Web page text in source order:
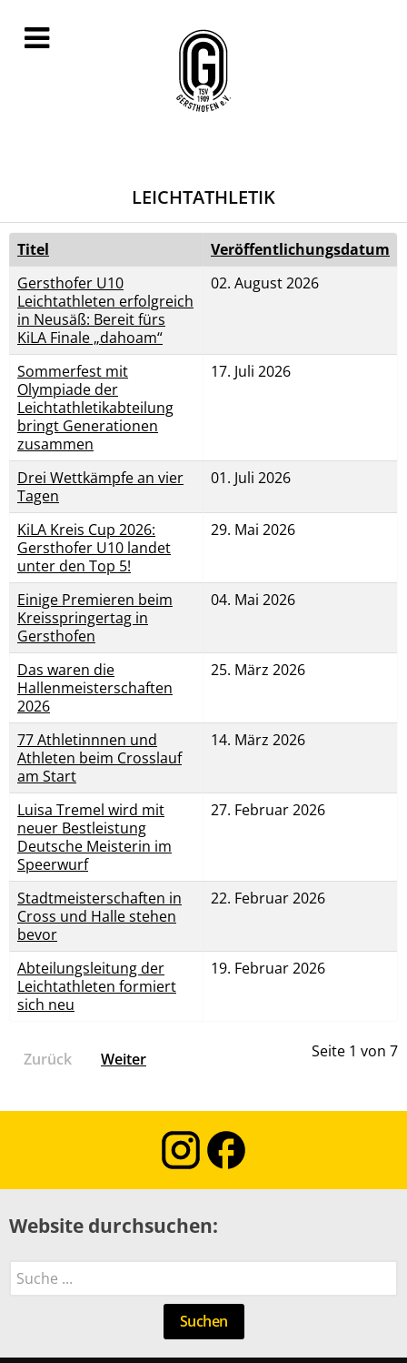
LEICHTATHLETIK
Titel
Veröffentlichungsdatum
Gersthofer U10
Leichtathleten erfolgreich
in Neusäß: Bereit fürs
KiLA Finale „dahoam“
02. August 2026
Sommerfest mit
Olympiade der
Leichtathletikabteilung
bringt Generationen
zusammen
17. Juli 2026
Drei Wettkämpfe an vier
Tagen
01. Juli 2026
KiLA Kreis Cup 2026:
Gersthofer U10 landet
unter den Top 5!
29. Mai 2026
Einige Premieren beim
Kreisspringertag in
Gersthofen
04. Mai 2026
Das waren die
Hallenmeisterschaften
2026
25. März 2026
77 Athletinnnen und
Athleten beim Crosslauf
am Start
14. März 2026
Luisa Tremel wird mit
neuer Bestleistung
Deutsche Meisterin im
Speerwurf
27. Februar 2026
Stadtmeisterschaften in
Cross und Halle stehen
bevor
22. Februar 2026
Abteilungsleitung der
Leichtathleten formiert
sich neu
19. Februar 2026
Seite 1 von 7
Zurück Weiter
Website durchsuchen:
Suchen
Suchen